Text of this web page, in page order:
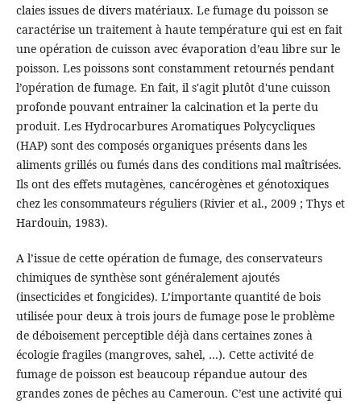
claies issues de divers matériaux. Le fumage du poisson se
caractérise un traitement à haute température qui est en fait
une opération de cuisson avec évaporation d’eau libre sur le
poisson. Les poissons sont constamment retournés pendant
l’opération de fumage. En fait, il s'agit plutôt d'une cuisson
profonde pouvant entrainer la calcination et la perte du
produit. Les Hydrocarbures Aromatiques Polycycliques
(HAP) sont des composés organiques présents dans les
aliments grillés ou fumés dans des conditions mal maîtrisées.
Ils ont des effets mutagènes, cancérogènes et génotoxiques
chez les consommateurs réguliers (Rivier et al., 2009 ; Thys et
Hardouin, 1983).
A l’issue de cette opération de fumage, des conservateurs
chimiques de synthèse sont généralement ajoutés
(insecticides et fongicides). L’importante quantité de bois
utilisée pour deux à trois jours de fumage pose le problème
de déboisement perceptible déjà dans certaines zones à
écologie fragiles (mangroves, sahel, …). Cette activité de
fumage de poisson est beaucoup répandue autour des
grandes zones de pêches au Cameroun. C’est une activité qui